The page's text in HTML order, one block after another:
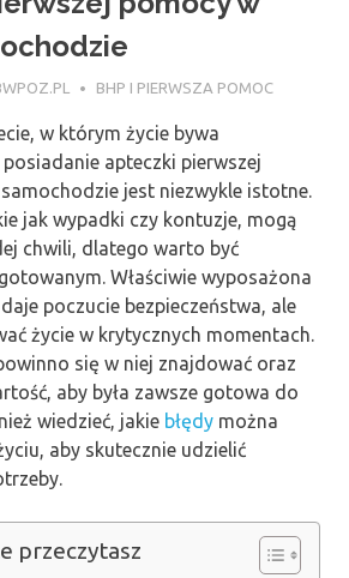
BHP I PIERWSZA POMOC
w którym życie bywa
apteczki pierwszej
jest niezwykle istotne.
jak wypadki czy kontuzje, mogą
chwili, dlatego warto być
Właściwie wyposażona
poczucie bezpieczeństwa, ale
życie w krytycznych momentach.
się w niej znajdować oraz
aby była zawsze gotowa do
wiedzieć, jakie błędy można
aby skutecznie udzielić
przeczytasz